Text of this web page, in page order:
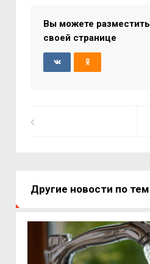
Вы можете
своей странице
Другие новости по